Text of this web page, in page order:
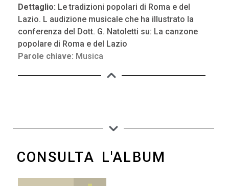
Dettaglio: Le tradizioni popolari di Roma e del
Lazio. L audizione musicale che ha illustrato la
conferenza del Dott. G. Natoletti su: La canzone
popolare di Roma e del Lazio
Parole chiave: Musica
CONSULTA L'ALBUM